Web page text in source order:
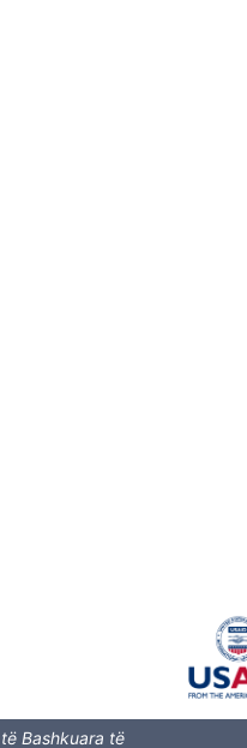
Bashkuara të